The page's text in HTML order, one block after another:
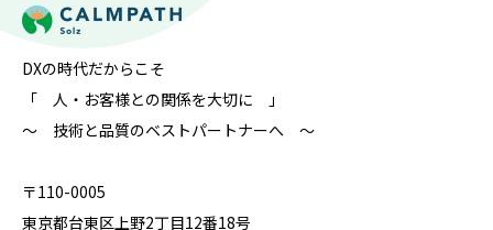
DXの時代だからこそ
「 人・お客様との関係を大切に 」
～ 技術と品質のベストパートナーへ ～
〒110-0005
東京都台東区上野2丁目12番18号